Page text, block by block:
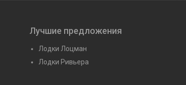
Лучшие предложения
Лодки Лоцман
Лодки Ривьера